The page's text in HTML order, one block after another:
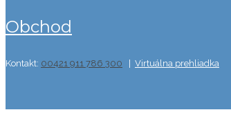
obchod
Kontakt: 00421 911 786 300 Virtuálna prehliadka